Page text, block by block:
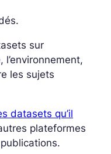
sur
l’environnement,
les sujets
datasets qu’il
plateformes